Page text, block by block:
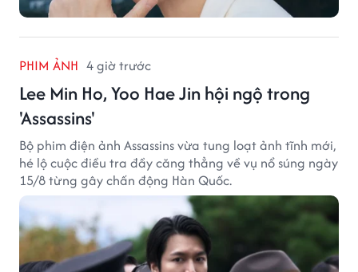
PHIM ẢNH 4 giờ trước
Lee Min Ho, Yoo Hae Jin hội ngộ trong
'Assassins'
Bộ phim điện ảnh Assassins vừa tung loạt ảnh tĩnh mới,
hé lộ cuộc điều tra đầy căng thẳng về vụ nổ súng ngày
15/8 từng gây chấn động Hàn Quốc.